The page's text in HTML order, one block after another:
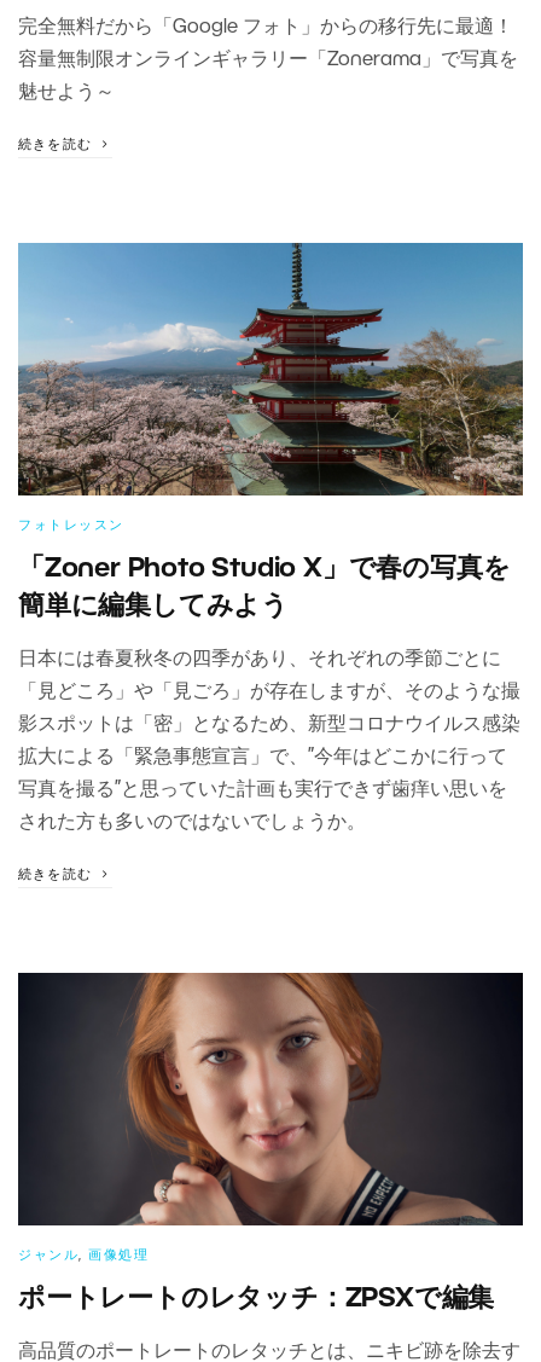
完全無料だから「Google フォト」からの移行先に最適！
容量無制限オンラインギャラリー「Zonerama」で写真を
魅せよう～
続きを読む
フォトレッスン
「Zoner Photo Studio X」で春の写真を
簡単に編集してみよう
日本には春夏秋冬の四季があり、それぞれの季節ごとに
「見どころ」や「見ごろ」が存在しますが、そのような撮
影スポットは「密」となるため、新型コロナウイルス感染
拡大による「緊急事態宣言」で、”今年はどこかに行って
写真を撮る”と思っていた計画も実行できず歯痒い思いを
された方も多いのではないでしょうか。
続きを読む
ジャンル, 画像処理
ポートレートのレタッチ：ZPSXで編集
高品質のポートレートのレタッチとは、ニキビ跡を除去す